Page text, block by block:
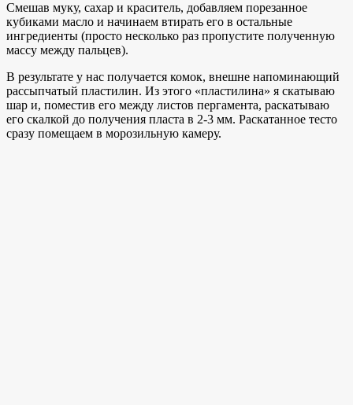
Смешав муку, сахар и краситель, добавляем порезанное
кубиками масло и начинаем втирать его в остальные
ингредиенты (просто несколько раз пропустите полученную
массу между пальцев).
В результате у нас получается комок, внешне напоминающий
рассыпчатый пластилин. Из этого «пластилина» я скатываю
шар и, поместив его между листов пергамента, раскатываю
его скалкой до получения пласта в 2-3 мм. Раскатанное тесто
сразу помещаем в морозильную камеру.